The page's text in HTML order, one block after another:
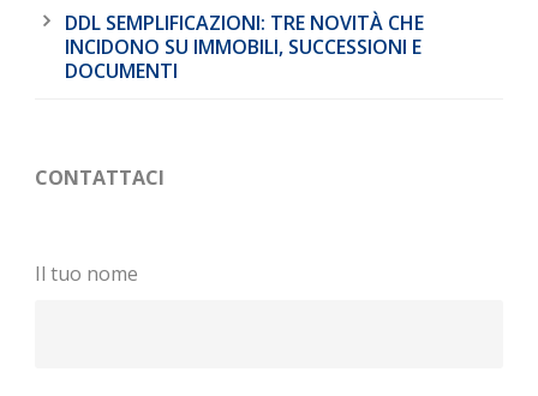
DDL SEMPLIFICAZIONI: TRE NOVITÀ CHE
INCIDONO SU IMMOBILI, SUCCESSIONI E
DOCUMENTI
CONTATTACI
Il tuo nome